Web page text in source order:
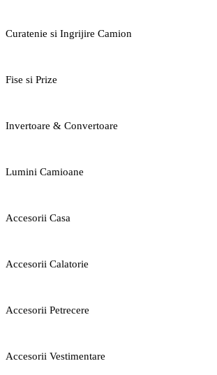
Curatenie si Ingrijire Camion
Fise si Prize
Invertoare & Convertoare
Lumini Camioane
Accesorii Casa
Accesorii Calatorie
Accesorii Petrecere
Accesorii Vestimentare